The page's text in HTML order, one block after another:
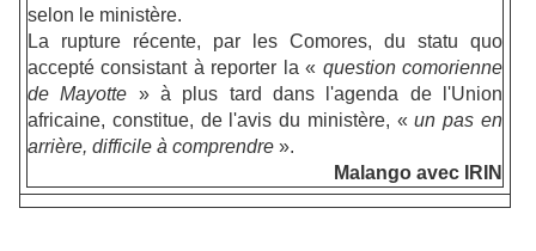
selon le ministère.
La rupture récente, par les Comores, du statu quo
accepté consistant à reporter la « question comorienne
de Mayotte » à plus tard dans l'agenda de l'Union
africaine, constitue, de l'avis du ministère, «un pas en
arrière, difficile à comprendre ».
Malango avec IRIN